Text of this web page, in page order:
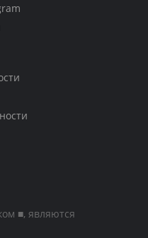
■, являются